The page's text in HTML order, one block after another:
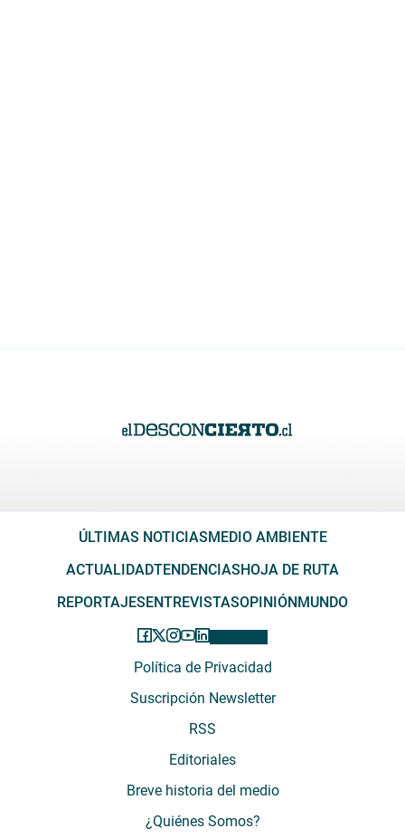
ÚLTIMAS NOTICIASMEDIO AMBIENTE
ACTUALIDADTENDENCIASHOJA DE RUTA
REPORTAJESENTREVISTASOPINIÓNMUNDO
Política de Privacidad
Suscripción Newsletter
RSS
Editoriales
Breve historia del medio
¿Quiénes Somos?